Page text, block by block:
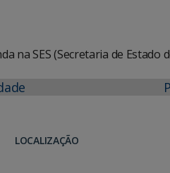
na SES (Secretaria de Estado
LOCALIZAÇÃO